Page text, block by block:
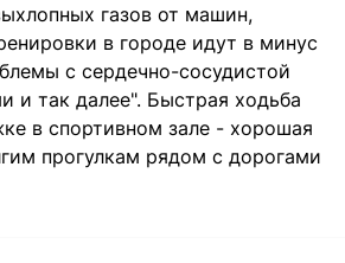
газов от машин,
в городе идут в минус
с сердечно-сосудистой
и так далее". Быстрая ходьба
в спортивном зале - хорошая
прогулкам рядом с дорогами